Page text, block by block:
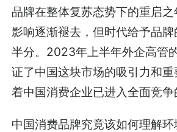
品牌在整体复苏态势下的重启
影响逐渐褪去，但时代给予品
半分。2023年上半年外企高管
证了中国这块市场的吸引力和
着中国消费企业已进入全面竞争
中国消费品牌究竟该如何理解